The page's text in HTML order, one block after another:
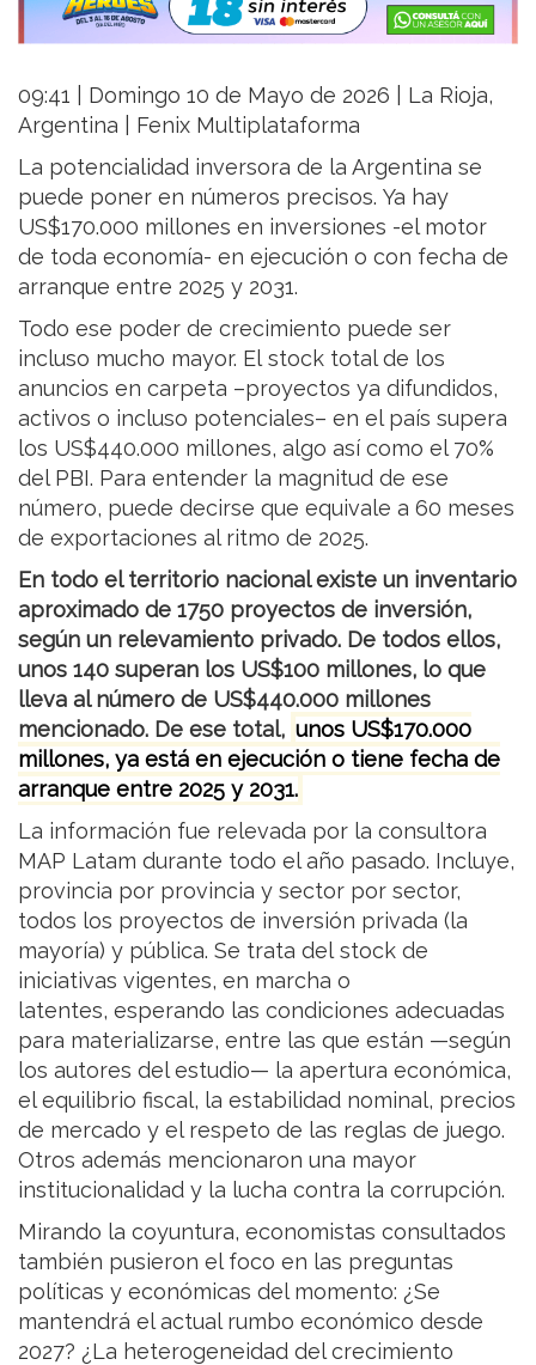
09:41 | Domingo 10 de Mayo de 2026 | La Rioja,
Argentina | Fenix Multiplataforma
La potencialidad inversora de la Argentina se
puede poner en números precisos. Ya hay
US$170.000 millones en inversiones -el motor
de toda economía- en ejecución o con fecha de
arranque entre 2025 y 2031.
Todo ese poder de crecimiento puede ser
incluso mucho mayor. El stock total de los
anuncios en carpeta –proyectos ya difundidos,
activos o incluso potenciales– en el país supera
los US$440.000 millones, algo así como el 70%
del PBI. Para entender la magnitud de ese
número, puede decirse que equivale a 60 meses
de exportaciones al ritmo de 2025.
En todo el territorio nacional existe un inventario
aproximado de 1750 proyectos de inversión,
según un relevamiento privado. De todos ellos,
unos 140 superan los US$100 millones, lo que
lleva al número de US$440.000 millones
mencionado. De ese total, unos US$170.000
millones, ya está en ejecución o tiene fecha de
arranque entre 2025 y 2031.
La información fue relevada por la consultora
MAP Latam durante todo el año pasado. Incluye,
provincia por provincia y sector por sector,
todos los proyectos de inversión privada (la
mayoría) y pública. Se trata del stock de
iniciativas vigentes, en marcha o
latentes, esperando las condiciones adecuadas
para materializarse, entre las que están —según
los autores del estudio— la apertura económica,
el equilibrio fiscal, la estabilidad nominal, precios
de mercado y el respeto de las reglas de juego.
Otros además mencionaron una mayor
institucionalidad y la lucha contra la corrupción.
Mirando la coyuntura, economistas consultados
también pusieron el foco en las preguntas
políticas y económicas del momento: ¿Se
mantendrá el actual rumbo económico desde
2027? ¿La heterogeneidad del crecimiento